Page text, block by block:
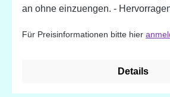
an ohne einzuengen. -
leichter als ein Fingerhut komplett
gedrückt werden kann. Erhältlich in 3 verschiedenen
Für Preisinformationen bitte hier
Details